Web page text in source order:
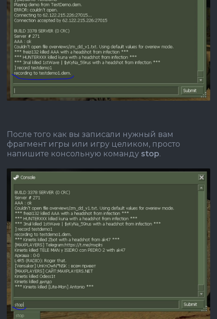
После того как вы записали нужный вам
фрагмент игры или игру целиком, просто
напишите консольную команду stop.